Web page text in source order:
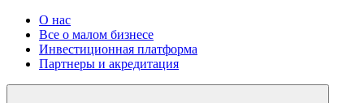
О нас
Все о малом бизнесе
Инвестиционная платформа
Партнеры и акредитация